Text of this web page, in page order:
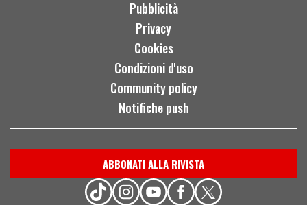
Pubblicità
Privacy
Cookies
Condizioni d'uso
Community policy
Notifiche push
ABBONATI ALLA RIVISTA